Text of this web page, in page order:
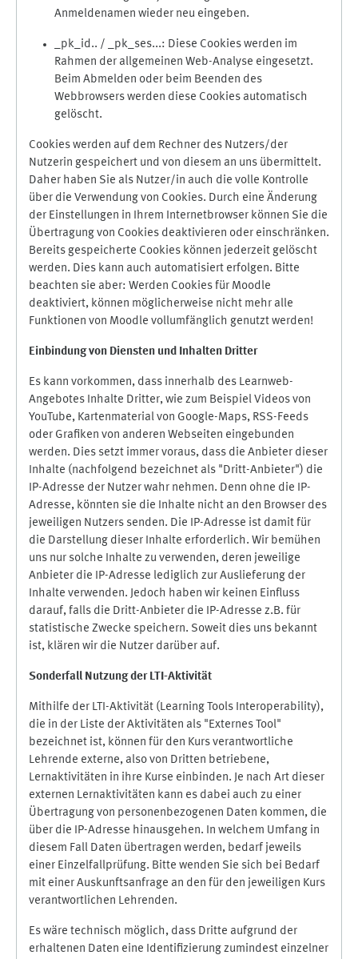
Anmeldenamen wieder neu eingeben.
_pk_id.. / _pk_ses...: Diese Cookies werden im
Rahmen der allgemeinen Web-Analyse eingesetzt.
Beim Abmelden oder beim Beenden des
Webbrowsers werden diese Cookies automatisch
gelöscht.
Cookies werden auf dem Rechner des Nutzers/der
Nutzerin gespeichert und von diesem an uns übermittelt.
Daher haben Sie als Nutzer/in auch die volle Kontrolle
über die Verwendung von Cookies. Durch eine Änderung
der Einstellungen in Ihrem Internetbrowser können Sie die
Übertragung von Cookies deaktivieren oder einschränken.
Bereits gespeicherte Cookies können jederzeit gelöscht
werden. Dies kann auch automatisiert erfolgen. Bitte
beachten sie aber: Werden Cookies für Moodle
deaktiviert, können möglicherweise nicht mehr alle
Funktionen von Moodle vollumfänglich genutzt werden!
Einbindung von Diensten und Inhalten Dritter
Es kann vorkommen, dass innerhalb des Learnweb-
Angebotes Inhalte Dritter, wie zum Beispiel Videos von
YouTube, Kartenmaterial von Google-Maps, RSS-Feeds
oder Grafiken von anderen Webseiten eingebunden
werden. Dies setzt immer voraus, dass die Anbieter dieser
Inhalte (nachfolgend bezeichnet als "Dritt-Anbieter") die
IP-Adresse der Nutzer wahr nehmen. Denn ohne die IP-
Adresse, könnten sie die Inhalte nicht an den Browser des
jeweiligen Nutzers senden. Die IP-Adresse ist damit für
die Darstellung dieser Inhalte erforderlich. Wir bemühen
uns nur solche Inhalte zu verwenden, deren jeweilige
Anbieter die IP-Adresse lediglich zur Auslieferung der
Inhalte verwenden. Jedoch haben wir keinen Einfluss
darauf, falls die Dritt-Anbieter die IP-Adresse z.B. für
statistische Zwecke speichern. Soweit dies uns bekannt
ist, klären wir die Nutzer darüber auf.
Sonderfall Nutzung der LTI-Aktivität
Mithilfe der LTI-Aktivität (Learning Tools Interoperability),
die in der Liste der Aktivitäten als "Externes Tool"
bezeichnet ist, können für den Kurs verantwortliche
Lehrende externe, also von Dritten betriebene,
Lernaktivitäten in ihre Kurse einbinden. Je nach Art dieser
externen Lernaktivitäten kann es dabei auch zu einer
Übertragung von personenbezogenen Daten kommen, die
über die IP-Adresse hinausgehen. In welchem Umfang in
diesem Fall Daten übertragen werden, bedarf jeweils
einer Einzelfallprüfung. Bitte wenden Sie sich bei Bedarf
mit einer Auskunftsanfrage an den für den jeweiligen Kurs
verantwortlichen Lehrenden.
Es wäre technisch möglich, dass Dritte aufgrund der
erhaltenen Daten eine Identifizierung zumindest einzelner